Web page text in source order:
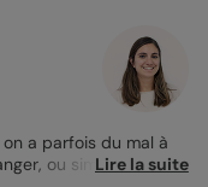
a parfois du mal à
ou simplement si
Lire la suite